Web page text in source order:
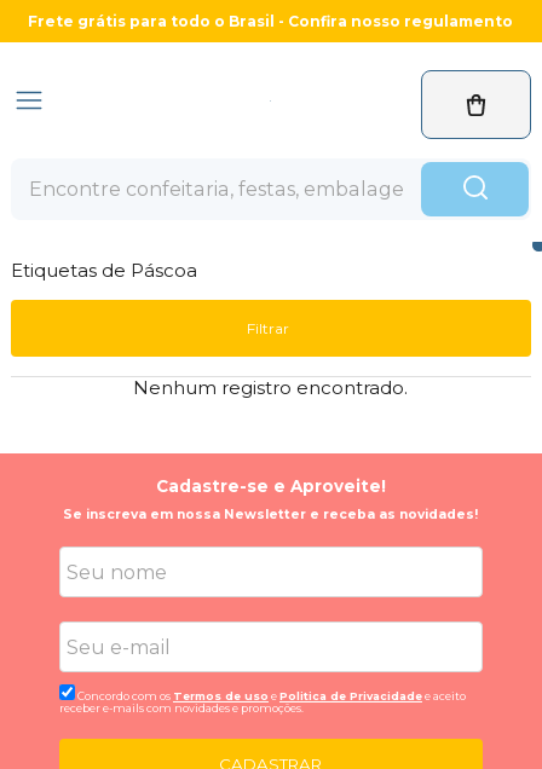
Frete grátis para todo o Brasil - Confira nosso regulamento
Etiquetas de Páscoa
Filtrar
Nenhum registro encontrado.
Cadastre-se e Aproveite!
Se inscreva em nossa Newsletter e receba as novidades!
Concordo com os Termos de uso ePolitica de Privacidadee aceito
receber e-mails com novidades e promoções.
CADASTRAR